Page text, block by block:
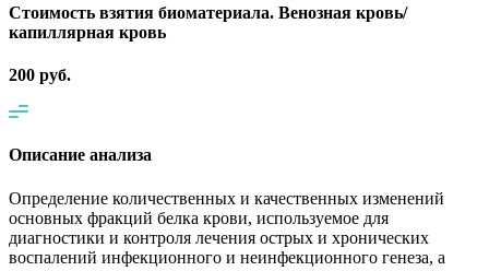
Стоимость взятия биоматериала. Венозная кровь/
капиллярная кровь
200 руб.
Описание анализа
Определение количественных и качественных изменений
основных фракций белка крови, используемое для
диагностики и контроля лечения острых и хронических
воспалений инфекционного и неинфекционного генеза, а